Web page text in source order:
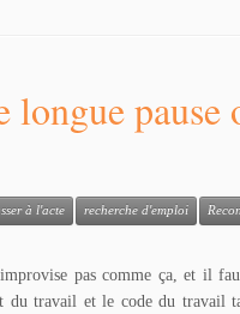
longue
à l'acte recherche d'emploi
pas comme ça, et il
travail et le code du travail